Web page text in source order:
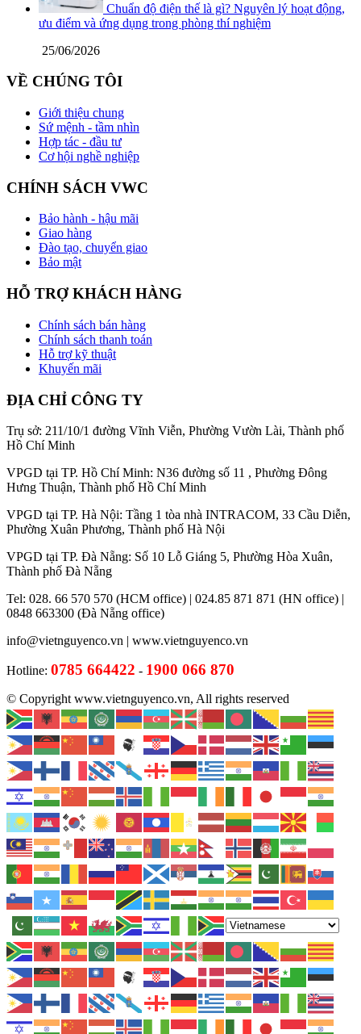
Chuẩn độ điện thế là gì? Nguyên lý hoạt động,
ưu điểm và ứng dụng trong phòng thí nghiệm
25/06/2026
VỀ CHÚNG TÔI
Giới thiệu chung
Sứ mệnh - tầm nhìn
Hợp tác - đầu tư
Cơ hội nghề nghiệp
CHÍNH SÁCH VWC
Bảo hành - hậu mãi
Giao hàng
Đào tạo, chuyển giao
Bảo mật
HỖ TRỢ KHÁCH HÀNG
Chính sách bán hàng
Chính sách thanh toán
Hỗ trợ kỹ thuật
Khuyến mãi
ĐỊA CHỈ CÔNG TY
Trụ sở: 211/10/1 đường Vĩnh Viễn, Phường Vườn Lài, Thành phố
Hồ Chí Minh
VPGD tại TP. Hồ Chí Minh: N36 đường số 11 , Phường Đông
Hưng Thuận, Thành phố Hồ Chí Minh
VPGD tại TP. Hà Nội: Tầng 1 tòa nhà INTRACOM, 33 Cầu Diễn,
Phường Xuân Phương, Thành phố Hà Nội
VPGD tại TP. Đà Nẵng: Số 10 Lỗ Giáng 5, Phường Hòa Xuân,
Thành phố Đà Nẵng
Tel: 028. 66 570 570 (HCM office) | 024.85 871 871 (HN office) |
0848 663300 (Đà Nẵng office)
info@vietnguyenco.vn | www.vietnguyenco.vn
Hotline: 0785 664422 - 1900 066 870
© Copyright www.vietnguyenco.vn, All rights reserved